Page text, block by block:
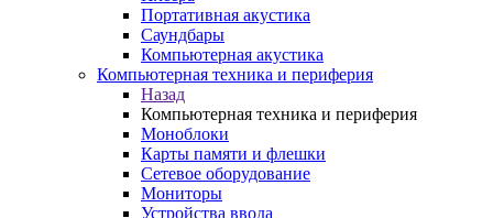
Портативная акустика
Саундбары
Компьютерная акустика
Компьютерная техника и периферия
Назад
Компьютерная техника и периферия
Моноблоки
Карты памяти и флешки
Сетевое оборудование
Мониторы
Устройства ввода